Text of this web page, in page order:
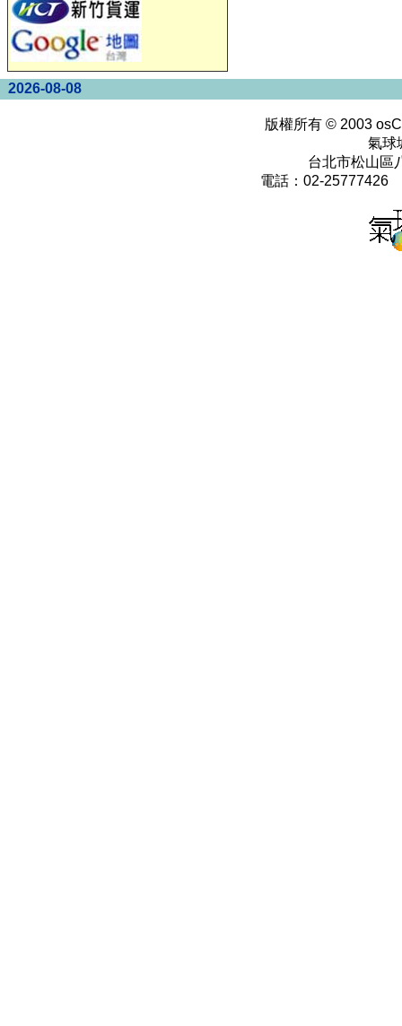
2026-08-08
版權所有 © 2003
氣球
台北市松山區
電話：02-25777426